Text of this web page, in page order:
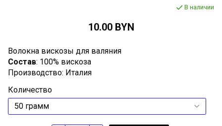
В наличии
10.00 BYN
Волокна вискозы для валяния
Состав: 100% вискоза
Производство: Италия
Количество